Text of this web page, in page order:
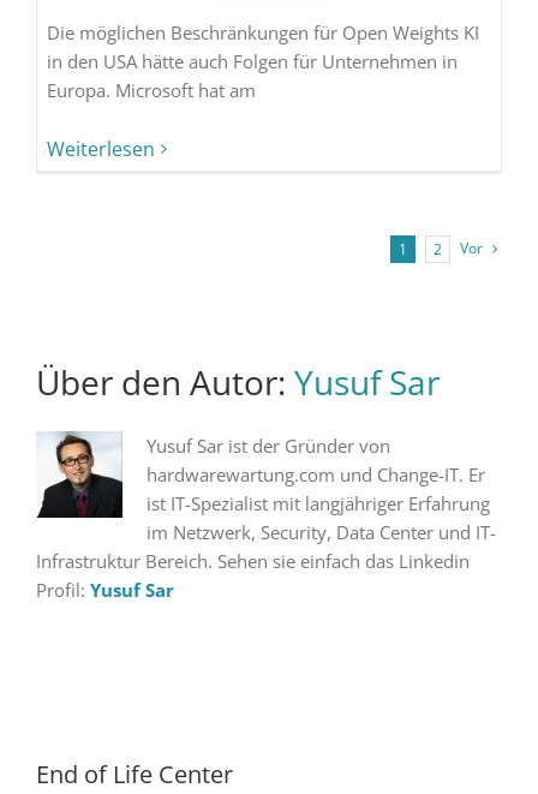
Die möglichen Beschränkungen für Open Weights KI
in den USA hätte auch Folgen für Unternehmen in
Europa. Microsoft hat am
Weiterlesen
1 2 Vor
Über den Autor: Yusuf Sar
Yusuf Sar ist der Gründer von
hardwarewartung.com und Change-IT. Er
ist IT-Spezialist mit langjähriger Erfahrung
im Netzwerk, Security, Data Center und IT-
Infrastruktur Bereich. Sehen sie einfach das Linkedin
Profil: Yusuf Sar
End of Life Center